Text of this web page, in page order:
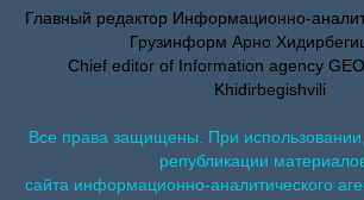
Главный редактор Информационно-
Грузинформ Арно
Chief editor of Information agency
Khidirbegishvili
Все права защищены. При
републикации
сайта информационно-аналитического